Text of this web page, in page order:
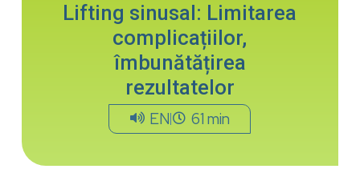
Lifting sinusal: Limitarea
complicațiilor,
îmbunătățirea
rezultatelor
EN 61 min